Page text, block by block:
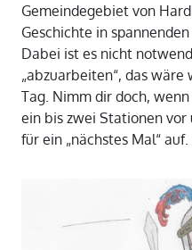
Gemeindegebiet von
Geschichte in
Dabei ist es nicht
„abzuarbeiten“, das
Tag. Nimm dir doch,
ein bis zwei Stationen
für ein „nächstes Mal“ auf.